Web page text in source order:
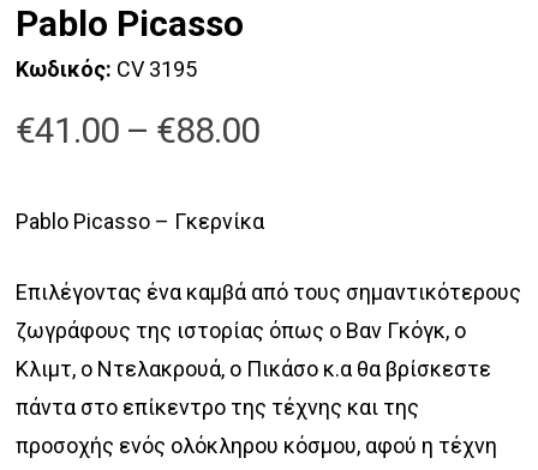
Pablo Picasso
Κωδικός: CV 3195
€41.00 – €88.00Price
through
€88.00
Pablo Picasso – Γκερνίκα
Επιλέγοντας ένα καμβά από τους σημαντικότερους
ζωγράφους της ιστορίας όπως ο Βαν Γκόγκ, ο
Κλιμτ, ο Ντελακρουά, ο Πικάσο κ.α θα βρίσκεστε
πάντα στο επίκεντρο της τέχνης και της
προσοχής ενός ολόκληρου κόσμου, αφού η τέχνη